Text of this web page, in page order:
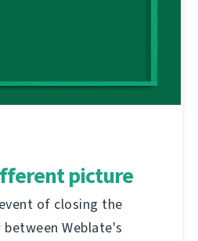
picture
of closing the
Weblate's